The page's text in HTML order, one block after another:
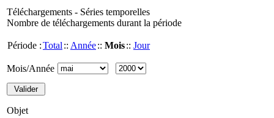
Téléchargements - Séries temporelles
Nombre de téléchargements durant la période
Période :Total :: Année:: Mois:: Jour
Mois/Année
Objet